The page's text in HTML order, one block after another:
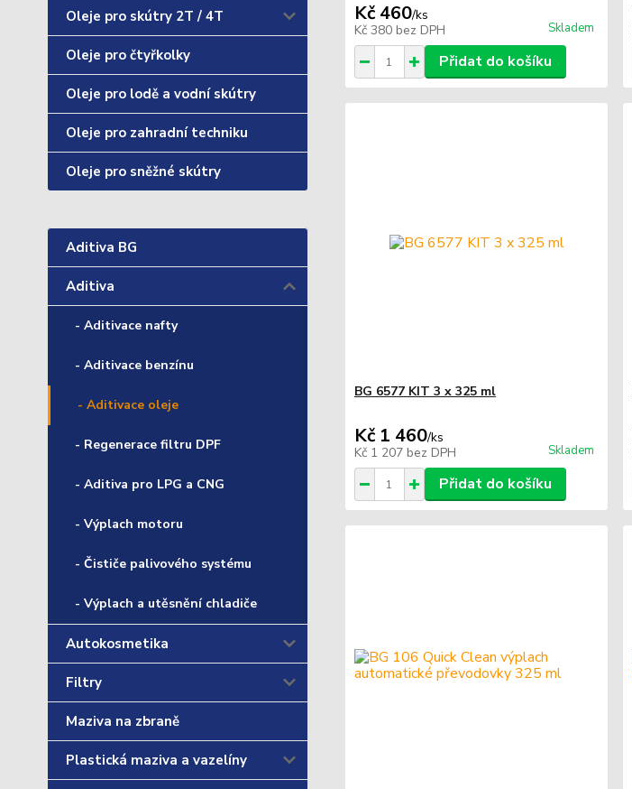
Oleje pro skútry 2T / 4T
Oleje pro čtyřkolky
Oleje pro lodě a vodní skútry
Oleje pro zahradní techniku
Oleje pro sněžné skútry
Aditiva BG
Aditiva
- Aditivace nafty
- Aditivace benzínu
- Aditivace oleje
- Regenerace filtru DPF
- Aditiva pro LPG a CNG
- Výplach motoru
- Čističe palivového systému
- Výplach a utěsnění chladiče
Autokosmetika
Filtry
Maziva na zbraně
Plastická maziva a vazelíny
Kč 460/ks
Kč 380 bez DPH Skladem
Přidat do košíku
BG 6577 KIT 3 x 325 ml
Kč 1 460/ks
Kč 1 207 bez DPH Skladem
Přidat do košíku